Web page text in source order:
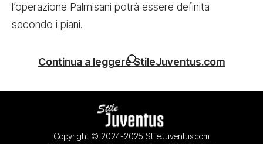
l’operazione Palmisani potrà essere definita
secondo i piani.
Continua a leggere StileJuventus.com
Copyright © 2024-2025 StileJuventus.com